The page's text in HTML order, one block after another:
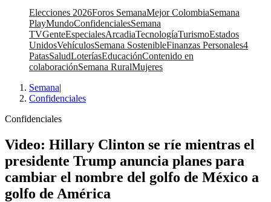
Elecciones 2026Foros SemanaMejor ColombiaSemana
PlayMundoConfidencialesSemana
TVGenteEspecialesArcadiaTecnologíaTurismoEstados
UnidosVehículosSemana SostenibleFinanzas Personales4
PatasSaludLoteríasEducaciónContenido en
colaboraciónSemana RuralMujeres
Semana|
Confidenciales
Confidenciales
Video: Hillary Clinton se ríe mientras el
presidente Trump anuncia planes para
cambiar el nombre del golfo de México a
golfo de América